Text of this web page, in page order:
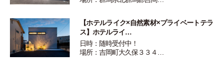
【ホテルライク×自然素材×プライベートテラ
ス】ホテルライ…
日時：随時受付中！
場所：吉岡町大久保３３４…